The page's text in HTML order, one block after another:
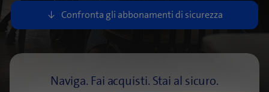
Naviga. Fai acquisti. Stai al sicuro.